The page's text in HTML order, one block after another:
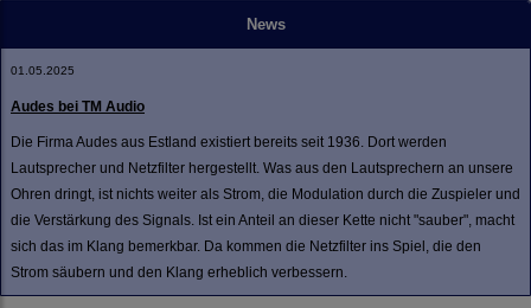
News
01.05.2025
Audes bei TM Audio
Die Firma Audes aus Estland existiert bereits seit 1936. Dort werden
Lautsprecher und Netzfilter hergestellt. Was aus den Lautsprechern an unsere
Ohren dringt, ist nichts weiter als Strom, die Modulation durch die Zuspieler und
die Verstärkung des Signals. Ist ein Anteil an dieser Kette nicht "sauber", macht
sich das im Klang bemerkbar. Da kommen die Netzfilter ins Spiel, die den
Strom säubern und den Klang erheblich verbessern.